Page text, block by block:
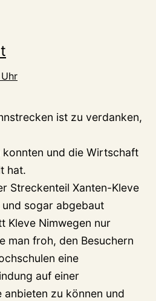
ist zu verdanken,
konnten und die Wirtschaft
hat.
Streckenteil Xanten-Kleve
sogar abgebaut
Kleve Nimwegen nur
man froh, den Besuchern
eine
auf einer
zu können und